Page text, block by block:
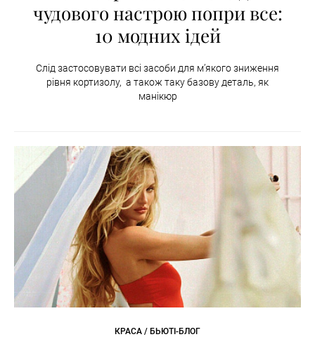
чудового настрою попри все:
10 модних ідей
Слід застосовувати всі засоби для м’якого зниження
рівня кортизолу, а також таку базову деталь, як
манікюр
КРАСА / БЬЮТІ-БЛОГ